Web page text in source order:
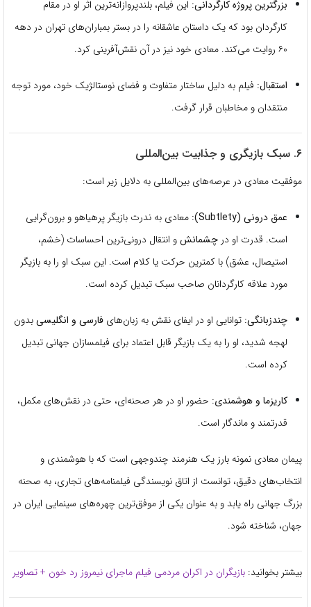
بزرگترین پروژه کارگردانی: این فیلم، بلندپروازانه‌ترین اثر او در مقام
کارگردان بود که یک داستان عاشقانه را در بستر بمباران‌های تهران در دهه
۶۰ روایت می‌کند. معادی خود نیز در آن نقش‌آفرینی کرد.
استقبال: فیلم به دلیل ساختار متفاوت و فضای نوستالژیک خود، مورد توجه
منتقدان و مخاطبان قرار گرفت.
۶. سبک بازیگری و جذابیت بین‌المللی
موفقیت معادی در عرصه‌های بین‌المللی به دلایل زیر است:
عمق درونی (Subtlety):
معادی به ندرت بازیگر پرهیاهو و برون‌گرایی
است. قدرت او در چشمانشو انتقال درونی‌ترین احساسات (خشم،
استیصال، عشق) با کمترین حرکت یا کلام است. این سبک او را به بازیگر
مورد علاقه کارگردانان صاحب سبک تبدیل کرده است.
چندزبانگی: توانایی او در ایفای نقش به زبان‌های فارسی و انگلیسیبدون
لهجه شدید، او را به یک بازیگر قابل اعتماد برای فیلمسازان جهانی تبدیل
کرده است.
کاریزما و هوشمندی: حضور او در هر صحنه‌ای، حتی در نقش‌های مکمل،
قدرتمند و ماندگار است.
پیمان معادی نمونه بارز یک هنرمند چندوجهی است که با هوشمندی و
انتخاب‌های دقیق، توانست از اتاق نویسندگی فیلمنامه‌های تجاری، به صحنه
بزرگ جهانی راه یابد و به عنوان یکی از موفق‌ترین چهره‌های سینمایی ایران در
جهان، شناخته شود.
بیشتر بخوانید: بازیگران در اکران مردمی فیلم ماجرای نیمروز رد خون + تصاویر